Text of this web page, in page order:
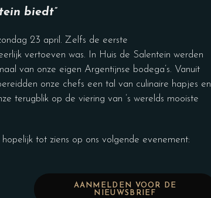
biedt”
23 april. Zelfs de eerste
vertoeven was. In Huis de Salentein werden
van onze eigen Argentijnse bodega’s. Vanuit
onze chefs een tal van culinaire hapjes en
terugblik op de viering van ’s werelds mooiste
tot ziens op ons volgende evenement:
AANMELDEN VOOR DE
NIEUWSBRIEF